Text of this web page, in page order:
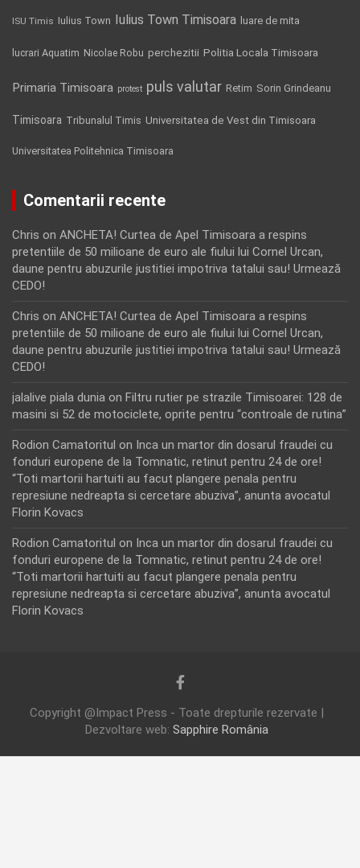
ISU Timis Iulius Town Iulius Town Timisoara luare de mita
lucrari Aquatim Nicolae Robu perchezitii Politia Locala Timisoara
Primaria Timisoara protest puls valutar Retim Sorin Grindeanu
Timisoara Tribunalul Timis Universitatea de Vest din Timisoara
Universitatea Politehnica Timisoara
Comentarii recente
Chris on ANCHETA! Curtea de Apel Timisoara a respins
pretentiile de 50 milioane de euro ale fiului lui Cornel Urcan,
daune pentru abuzurile justitiei impotriva tatalui sau! Urmează
CEDO!
Chris on ANCHETA! Curtea de Apel Timisoara a respins
pretentiile de 50 milioane de euro ale fiului lui Cornel Urcan,
daune pentru abuzurile justitiei impotriva tatalui sau! Urmează
CEDO!
jalalive piala dunia on Filtru rutier pe strazile Timisoarei: 128 de
masini si 52 de motociclete, oprite pentru “controale de rutina”
Rodion Camatoritul on Inca un martor din dosarul fraudei cu
fonduri europene de la Tomnatic, retinut pentru 24 de ore!
“Toti martorii hartuiti au facut plangere penala pentru
represiune nedreapta si cercetare abuziva”, anunta avocatul
Florin Kovacs
Rodion Camatoritul on Inca un martor din dosarul fraudei cu
fonduri europene de la Tomnatic, retinut pentru 24 de ore!
“Toti martorii hartuiti au facut plangere penala pentru
represiune nedreapta si cercetare abuziva”, anunta avocatul
Florin Kovacs
Copyright @Impact Press - Toate drepturile rezervate |
Dezvoltare web: Sapphire România